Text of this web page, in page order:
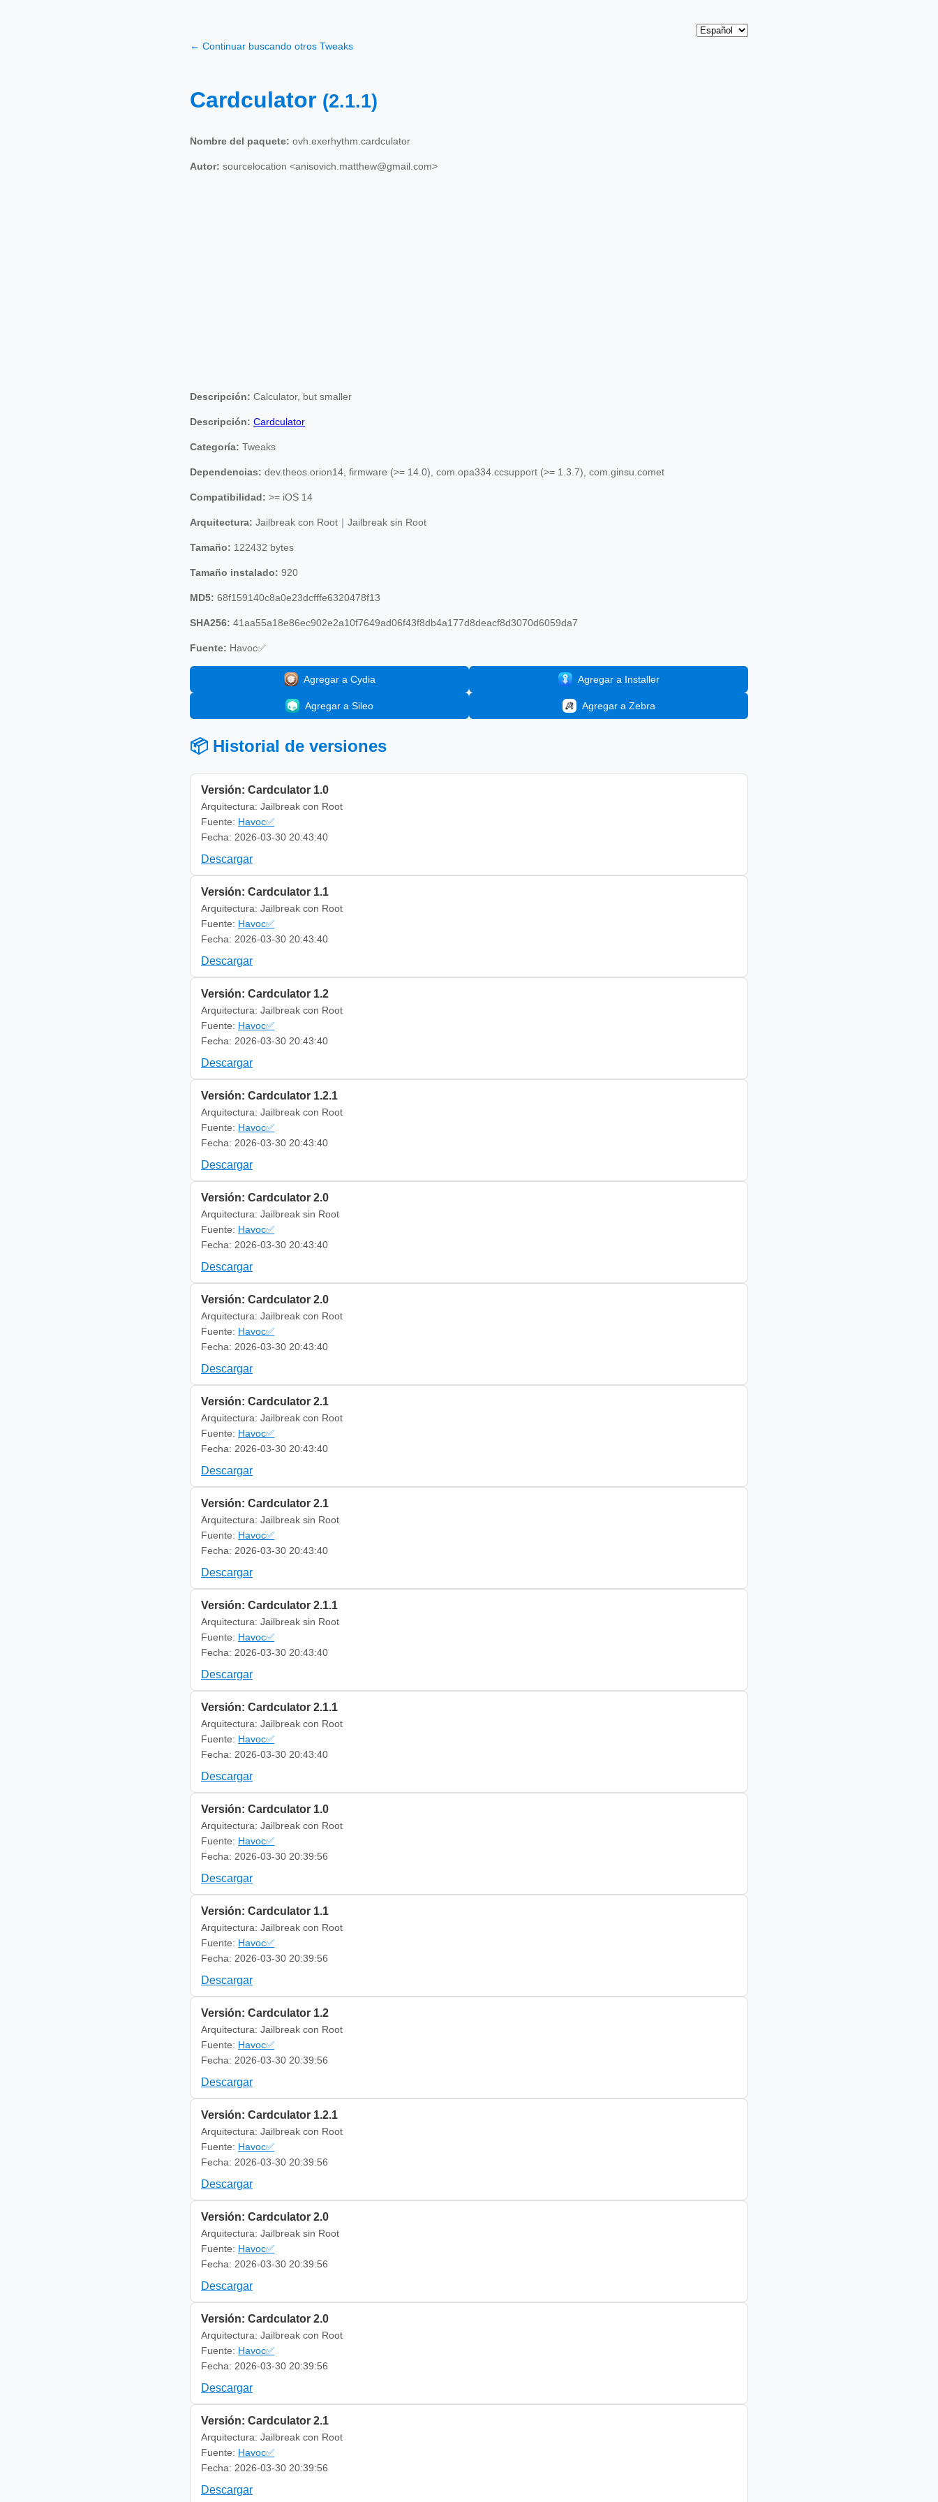
← Continuar buscando otros Tweaks
Cardculator (2.1.1)
Nombre del paquete: ovh.exerhythm.cardculator
Autor: sourcelocation <anisovich.matthew@gmail.com>
Descripción: Calculator, but smaller
Descripción: Cardculator
Categoría: Tweaks
Dependencias: dev.theos.orion14, firmware (>= 14.0), com.opa334.ccsupport (>= 1.3.7), com.ginsu.comet
Compatibilidad: >= iOS 14
Arquitectura: Jailbreak con Root｜Jailbreak sin Root
Tamaño: 122432 bytes
Tamaño instalado: 920
MD5: 68f159140c8a0e23dcfffe6320478f13
SHA256: 41aa55a18e86ec902e2a10f7649ad06f43f8db4a177d8deacf8d3070d6059da7
Fuente: Havoc✅
Agregar a Cydia Agregar a Installer
Agregar a Sileo Agregar a Zebra
📦 Historial de versiones
Versión: Cardculator 1.0
Arquitectura: Jailbreak con Root
Fuente: Havoc✅
Fecha: 2026-03-30 20:43:40
Descargar
Versión: Cardculator 1.1
Arquitectura: Jailbreak con Root
Fuente: Havoc✅
Fecha: 2026-03-30 20:43:40
Descargar
Versión: Cardculator 1.2
Arquitectura: Jailbreak con Root
Fuente: Havoc✅
Fecha: 2026-03-30 20:43:40
Descargar
Versión: Cardculator 1.2.1
Arquitectura: Jailbreak con Root
Fuente: Havoc✅
Fecha: 2026-03-30 20:43:40
Descargar
Versión: Cardculator 2.0
Arquitectura: Jailbreak sin Root
Fuente: Havoc✅
Fecha: 2026-03-30 20:43:40
Descargar
Versión: Cardculator 2.0
Arquitectura: Jailbreak con Root
Fuente: Havoc✅
Fecha: 2026-03-30 20:43:40
Descargar
Versión: Cardculator 2.1
Arquitectura: Jailbreak con Root
Fuente: Havoc✅
Fecha: 2026-03-30 20:43:40
Descargar
Versión: Cardculator 2.1
Arquitectura: Jailbreak sin Root
Fuente: Havoc✅
Fecha: 2026-03-30 20:43:40
Descargar
Versión: Cardculator 2.1.1
Arquitectura: Jailbreak sin Root
Fuente: Havoc✅
Fecha: 2026-03-30 20:43:40
Descargar
Versión: Cardculator 2.1.1
Arquitectura: Jailbreak con Root
Fuente: Havoc✅
Fecha: 2026-03-30 20:43:40
Descargar
Versión: Cardculator 1.0
Arquitectura: Jailbreak con Root
Fuente: Havoc✅
Fecha: 2026-03-30 20:39:56
Descargar
Versión: Cardculator 1.1
Arquitectura: Jailbreak con Root
Fuente: Havoc✅
Fecha: 2026-03-30 20:39:56
Descargar
Versión: Cardculator 1.2
Arquitectura: Jailbreak con Root
Fuente: Havoc✅
Fecha: 2026-03-30 20:39:56
Descargar
Versión: Cardculator 1.2.1
Arquitectura: Jailbreak con Root
Fuente: Havoc✅
Fecha: 2026-03-30 20:39:56
Descargar
Versión: Cardculator 2.0
Arquitectura: Jailbreak sin Root
Fuente: Havoc✅
Fecha: 2026-03-30 20:39:56
Descargar
Versión: Cardculator 2.0
Arquitectura: Jailbreak con Root
Fuente: Havoc✅
Fecha: 2026-03-30 20:39:56
Descargar
Versión: Cardculator 2.1
Arquitectura: Jailbreak con Root
Fuente: Havoc✅
Fecha: 2026-03-30 20:39:56
Descargar